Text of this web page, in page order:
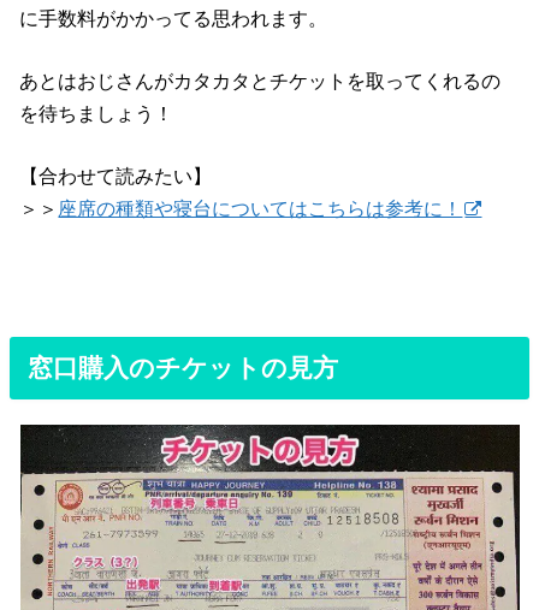
に手数料がかかってる思われます。
あとはおじさんがカタカタとチケットを取ってくれるの
を待ちましょう！
【合わせて読みたい】
＞＞ 座席の種類や寝台についてはこちらは参考に！
窓口購入のチケットの見方